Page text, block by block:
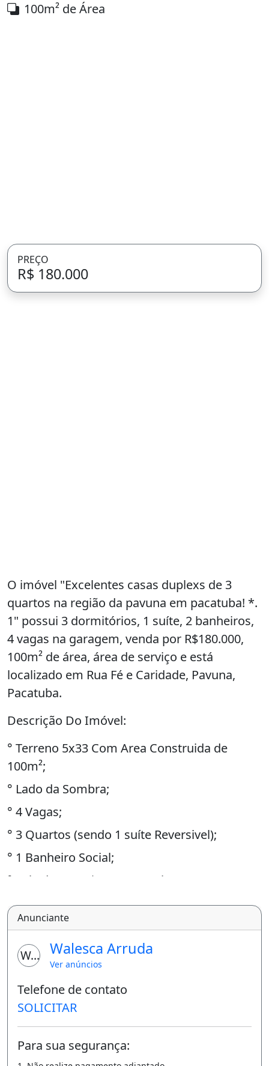
100m² de Área
PREÇO
R$ 180.000
O imóvel "Excelentes casas duplexs de 3
quartos na região da pavuna em pacatuba! *.
1" possui 3 dormitórios, 1 suíte, 2 banheiros,
4 vagas na garagem, venda por R$180.000,
100m² de área, área de serviço e está
localizado em Rua Fé e Caridade, Pavuna,
Pacatuba.
Descrição Do Imóvel:
° Terreno 5x33 Com Area Construida de
100m²;
° Lado da Sombra;
° 4 Vagas;
° 3 Quartos (sendo 1 suíte Reversivel);
° 1 Banheiro Social;
° Sala de Estar | Jantar Amplas;
° Cozinha Americana Toda Revestida;
° Lavanderia com Tanque;
Valor de R$ 180.000,00
° ITBI E REGISTRO INLUSO
Anunciante
WA Walesca Arruda
Ver anúncios
Telefone de contato
SOLICITAR
Para sua segurança: